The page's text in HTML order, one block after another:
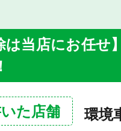
は当店にお任
た店舗 環境